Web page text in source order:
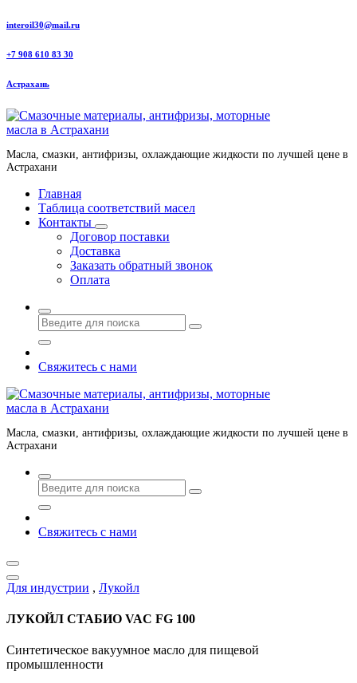
Перейти
содержанию
interoil30@mail.ru
+7 908 610 83 30
Астрахань
Масла, смазки, антифризы, охлаждающие жидкости по лучшей цене в
Астрахани
Главная
Таблица соответствий масел
Контакты
Договор поставки
Доставка
Заказать обратный звонок
Оплата
Свяжитесь с нами
Масла, смазки, антифризы, охлаждающие жидкости по лучшей цене в
Астрахани
Свяжитесь с нами
Для индустрии , Лукойл
ЛУКОЙЛ СТАБИО VAC FG 100
Синтетическое вакуумное масло для пищевой
промышленности